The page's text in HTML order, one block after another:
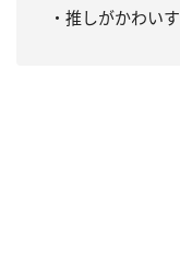
・推しがかわい